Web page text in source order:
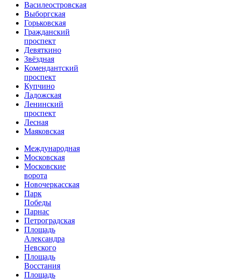
Василеостровская
Выборгская
Горьковская
Гражданский
проспект
Девяткино
Звёздная
Комендантский
проспект
Купчино
Ладожская
Ленинский
проспект
Лесная
Маяковская
Международная
Московская
Московские
ворота
Новочеркасская
Парк
Победы
Парнас
Петроградская
Площадь
Александра
Невского
Площадь
Восстания
Площадь